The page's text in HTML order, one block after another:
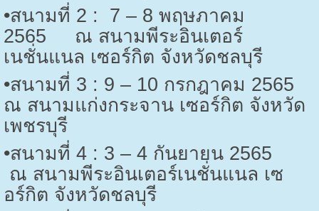
•สนามที่ 2 : 7 – 8 พฤษภาคม
2565 ณ สนามพีระอินเตอร์
เนชั่นแนล เซอร์กิต จังหวัดชลบุรี
•สนามที่ 3 : 9 – 10 กรกฎาคม 2565
ณ สนามแก่งกระจาน เซอร์กิต จังหวัด
เพชรบุรี
•สนามที่ 4 : 3 – 4 กันยายน 2565
ณ สนามพีระอินเตอร์เนชั่นแนล เซ
อร์กิต จังหวัดชลบุรี